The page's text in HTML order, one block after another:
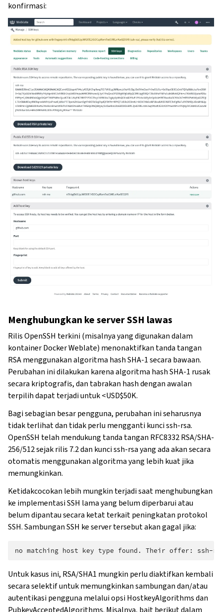
konfirmasi:
Menghubungkan ke server SSH lawas
Rilis OpenSSH terkini (misalnya yang digunakan dalam
kontainer Docker Weblate) menonaktifkan tanda tangan
RSA menggunakan algoritma hash SHA-1 secara bawaan.
Perubahan ini dilakukan karena algoritma hash SHA-1 rusak
secara kriptografis, dan tabrakan hash dengan awalan
terpilih dapat terjadi untuk <USD$50K.
Bagi sebagian besar pengguna, perubahan ini seharusnya
tidak terlihat dan tidak perlu mengganti kunci ssh-rsa.
OpenSSH telah mendukung tanda tangan RFC8332 RSA/SHA-
256/512 sejak rilis 7.2 dan kunci ssh-rsa yang ada akan secara
otomatis menggunakan algoritma yang lebih kuat jika
memungkinkan.
Ketidakcocokan lebih mungkin terjadi saat menghubungkan
ke implementasi SSH lama yang belum diperbarui atau
belum dipantau secara ketat terkait peningkatan protokol
SSH. Sambungan SSH ke server tersebut akan gagal jika:
Untuk kasus ini, RSA/SHA1 mungkin perlu diaktifkan kembali
secara selektif untuk memungkinkan sambungan dan/atau
autentikasi pengguna melalui opsi HostkeyAlgorithms dan
PubkeyAcceptedAlgorithms. Misalnya, bait berikut dalam